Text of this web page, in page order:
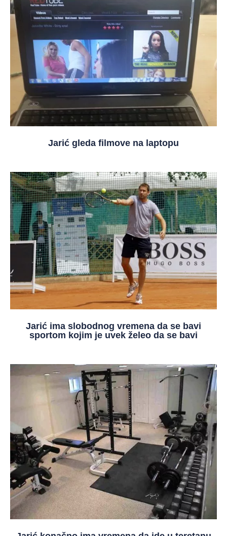
Jarić gleda filmove na laptopu
Jarić ima slobodnog vremena da se bavi
sportom kojim je uvek želeo da se bavi